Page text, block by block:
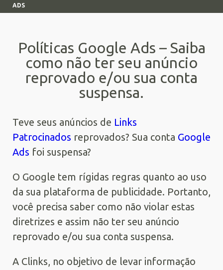
ADS
Políticas Google Ads – Saiba
como não ter seu anúncio
reprovado e/ou sua conta
suspensa.
Teve seus anúncios de Links
Patrocinados reprovados? Sua conta Google
Ads foi suspensa?
O Google tem rígidas regras quanto ao uso
da sua plataforma de publicidade. Portanto,
você precisa saber como não violar estas
diretrizes e assim não ter seu anúncio
reprovado e/ou sua conta suspensa.
A Clinks, no objetivo de levar informação